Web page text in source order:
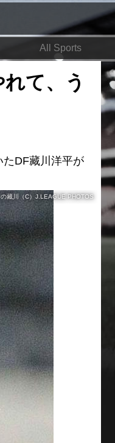
All Sports
て、う
DF藏川洋平が
藏川（C）J.LEAGUE PHOTOS